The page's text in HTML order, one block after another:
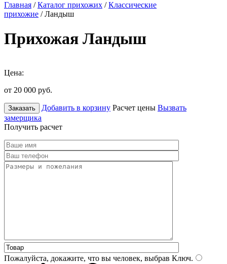
Главная /Каталог прихожих /Классические
прихожие / Ландыш
Прихожая Ландыш
Цена:
от 20 000 руб.
Заказать Добавить в корзину Расчет цены Вызвать
замерщика
Получить расчет
Пожалуйста, докажите, что вы человек, выбрав Ключ.